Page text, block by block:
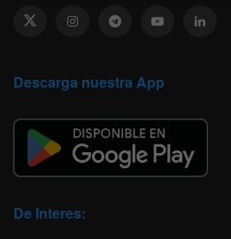
Descarga nuestra App
De Interes: